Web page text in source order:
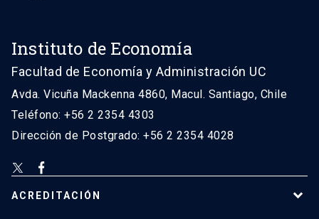
Instituto de Economía
Facultad de Economía y Administración UC
Avda. Vicuña Mackenna 4860, Macul. Santiago, Chile
Teléfono: +56 2 2354 4303
Dirección de Postgrado: +56 2 2354 4028
ACREDITACIÓN